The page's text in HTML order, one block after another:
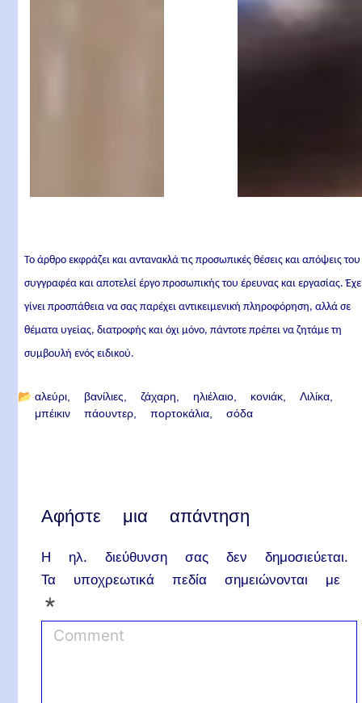
Το άρθρο εκφράζει και αντανακλά τις προσωπικές θέσεις και απόψεις του
συγγραφέα και αποτελεί έργο προσωπικής του έρευνας και εργασίας.
γίνει προσπάθεια να σας παρέχει αντικειμενική πληροφόρηση, αλλά σε
θέματα υγείας, διατροφής και όχι μόνο, πάντοτε πρέπει να ζητάμε τη
συμβουλή ενός ειδικού.
📂 αλεύρι βανίλιες ζάχαρη ηλιέλαιο κονιάκ
Λιλίκα
μπέικιν πάουντερ
πορτοκάλια σόδα
Αφήστε μια απάντηση
Η ηλ. διεύθυνση σας δεν δημοσιεύεται.
Τα υποχρεωτικά πεδία σημειώνονται με
*